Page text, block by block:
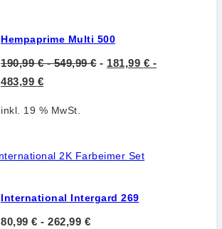
Hempaprime Multi 500
190,99€-549,99€- 181,99 € -
483,99 €
inkl. 19 % MwSt.
International Intergard 269
80,99 € - 262,99 €